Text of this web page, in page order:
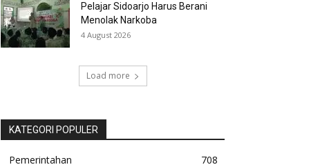
Pelajar Sidoarjo Harus Berani
Menolak Narkoba
4 August 2026
Load more
KATEGORI POPULER
Pemerintahan
708